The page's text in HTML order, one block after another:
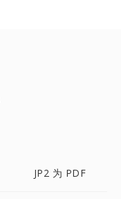
JP2 为 PDF